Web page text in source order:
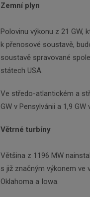
Zemní plyn
Polovinu výkonu z 21 GW,
k přenosové soustavě,
soustavě spravované
státech USA.
Ve středo-atlantickém a
GW v Pensylvánii a 1,9 GW
Větrné turbíny
Většina z 1196 MW
s již značným výkonem ve
Oklahoma a Iowa.